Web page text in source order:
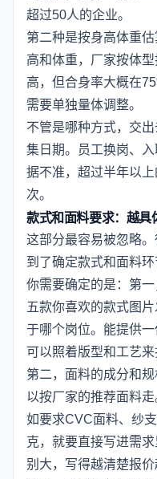
超过50人的企业。
第二种是按身高体重
高和体重，厂家按体
高，但合身率大概在
需要单独量体调整。
不管是哪种方式，交
集日期。员工换岗、
据不准，超过半年以
次。
款式和面料要求：越具
这部分最容易被忽略。
到了确定款式和面料环
你需要确定的是：第
五款你喜欢的款式图
于哪个岗位。能提供
可以照着版型和工艺来
第二，面料的成分和
以按厂家的推荐面料
如要求CVC面料、纱
克，就要直接写进需
别大，写得越清楚报价